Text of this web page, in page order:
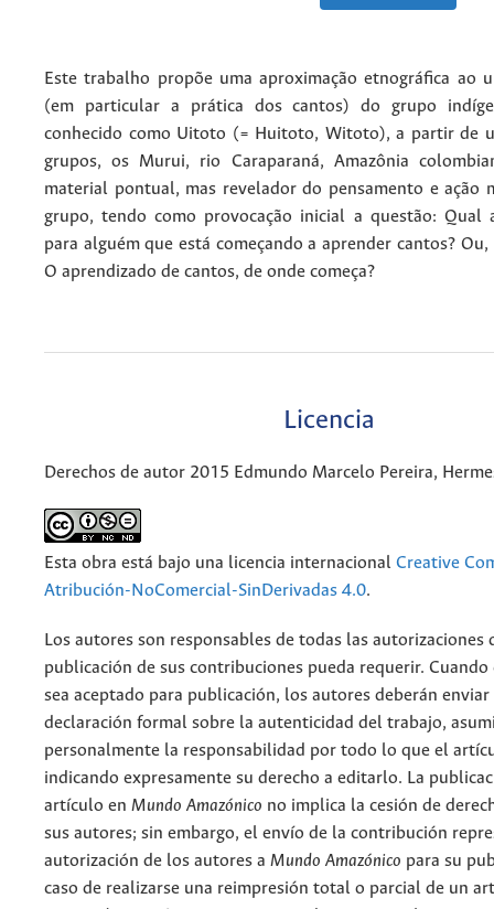
Este trabalho propõe uma aproximação etnográfica ao
(em particular a prática dos cantos) do grupo
conhecido como Uitoto (= Huitoto, Witoto), a partir de
grupos, os Murui, rio Caraparaná, Amazônia
material pontual, mas revelador do pensamento e ação
grupo, tendo como provocação inicial a questão: Qual
para alguém que está começando a aprender cantos? Ou,
O aprendizado de cantos, de onde começa?
Licencia
Derechos de autor 2015 Edmundo Marcelo Pereira,
Esta obra está bajo una licencia internacional Creative
Atribución-NoComercial-SinDerivadas 4.0.
Los autores son responsables de todas las autorizaciones
publicación de sus contribuciones pueda requerir.
sea aceptado para publicación, los autores deberán enviar
declaración formal sobre la autenticidad del trabajo,
personalmente la responsabilidad por todo lo que el
indicando expresamente su derecho a editarlo. La
artículo en Mundo Amazónico no implica la cesión de
sus autores; sin embargo, el envío de la contribución
autorización de los autores a Mundo Amazónico para su
caso de realizarse una reimpresión total o parcial de un